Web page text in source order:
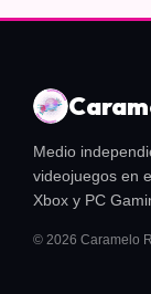
Medio
videojuegos en
Xbox y PC
© 2026 Caramelo